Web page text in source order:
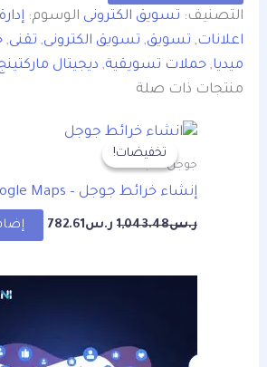
التصنيف: تسويق الكترونى الوسوم:
اعلانات, تسويق, تسويق الكترونى, تقنى,
ميديا,حملات تسويقية, ديجيتال
منتجات ذات صلة
تخفيضات!
تخفيضات!
جوجل ماب
إنشاء خرائط جوجل – Google Maps
ر.س1,043.48
السعر
الأصلي
هو:
ر.س782.61